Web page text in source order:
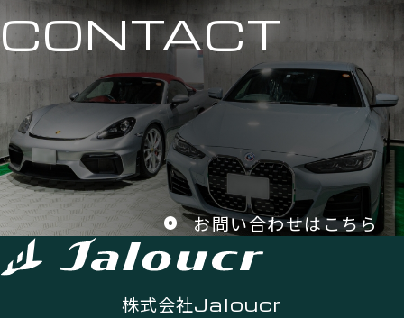
CONTACT
お問い合わせはこちら
株式会社Jaloucr